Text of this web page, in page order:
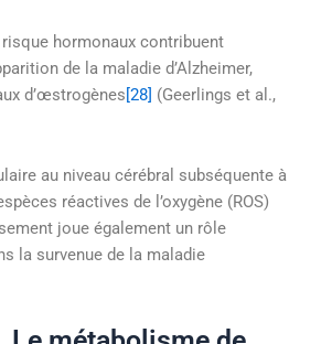
hormonaux contribuent
de la maladie d’Alzheimer,
d’œstrogènes[28] (Geerlings et al.,
au niveau cérébral subséquente à
réactives de l’oxygène (ROS)
joue également un rôle
la survenue de la maladie